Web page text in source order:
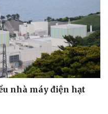
Podcast
Câu chuyện thời sự
nhà máy điện hạt